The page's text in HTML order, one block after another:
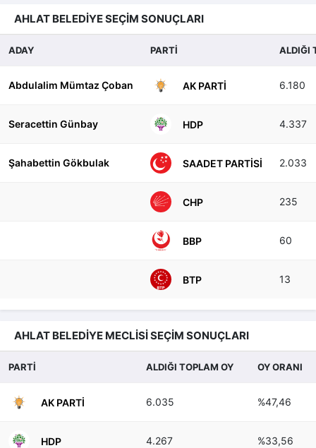
AHLAT BELEDİYE SEÇİM SONUÇLARI
ADAY PARTİ ALDIĞI
Abdulalim Mümtaz Çoban AK PARTI 6.180
Seracettin Günbay HDP 4.337
Şahabettin Gökbulak SAADET PARTISI 2.033
CHP 235
BBP 60
BTP 13
AHLAT BELEDİYE MECLİSİ SEÇİM SONUÇLARI
PARTİ ALDIĞI TOPLAM OY OY ORANI
AK PARTI 6.035 %47,46
HDP 4.267 %33,56